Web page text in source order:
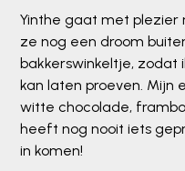
Yinthe gaat met
ze nog een droom
bakkerswinkeltje, zodat
kan laten proeven. Mijn
witte chocolade,
heeft nog nooit iets
in komen!